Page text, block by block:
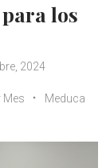
los
2024
Mes
Meduca